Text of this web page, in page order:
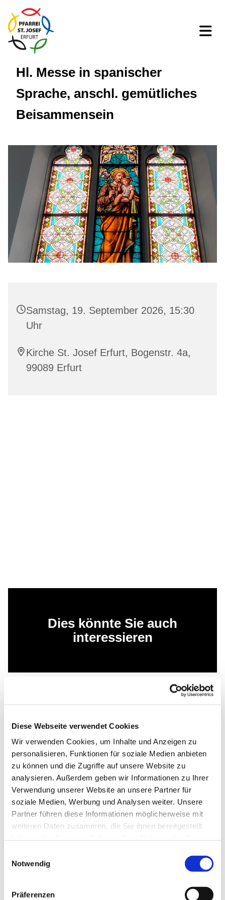
Diese Webseite verwendet Cookies
Wir verwenden Cookies, um Inhalte und Anzeigen zu
personalisieren, Funktionen für soziale Medien anbieten
zu können und die Zugriffe auf unsere Website zu
analysieren. Außerdem geben wir Informationen zu Ihrer
Verwendung unserer Website an unsere Partner für
soziale Medien, Werbung und Analysen weiter. Unsere
Partner führen diese Informationen möglicherweise mit
weiteren Daten zusammen, die Sie ihnen bereitgestellt
Notwendig
Präferenzen
Hl. Messe in spanischer
Sprache, anschl. gemütliches
Beisammensein
Samstag, 19. September 2026, 15:30
Uhr
Kirche St. Josef Erfurt, Bogenstr. 4a,
99089 Erfurt
Dies könnte Sie auch
interessieren